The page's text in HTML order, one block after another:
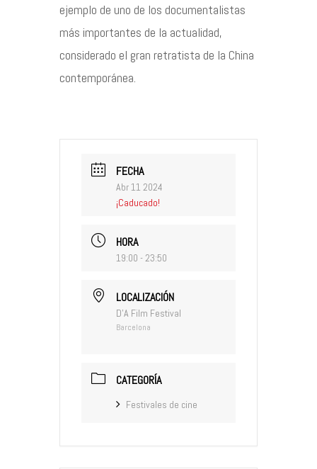
ejemplo de uno de los documentalistas
más importantes de la actualidad,
considerado el gran retratista de la China
contemporánea.
FECHA
Abr 11 2024
¡Caducado!
HORA
19:00 - 23:50
LOCALIZACIÓN
D'A Film Festival
Barcelona
CATEGORÍA
Festivales de cine